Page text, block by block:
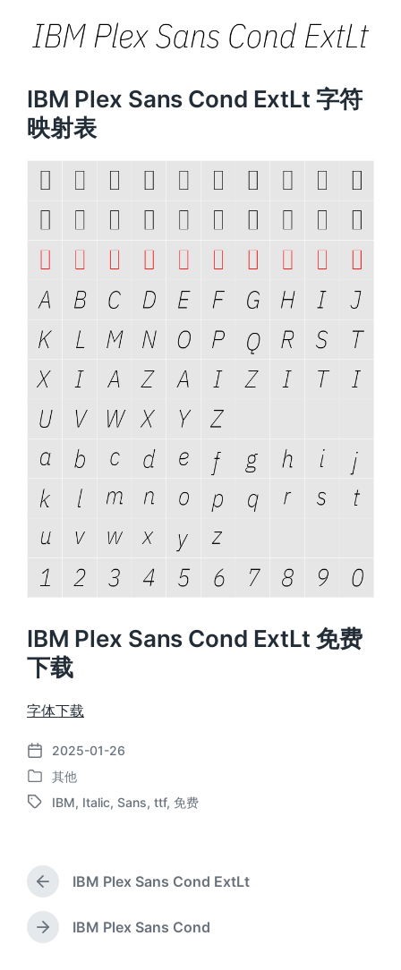
IBM Plex Sans Cond ExtLt 字符
映射表
IBM Plex Sans Cond ExtLt 免费
下载
字体下载
发
布
日
2025-01-26
发
布
其他
标
IBM, Italic, Sans, ttf, 免费
上
篇
文
章
IBM Plex Sans Cond ExtLt
下
IBM Plex Sans Cond